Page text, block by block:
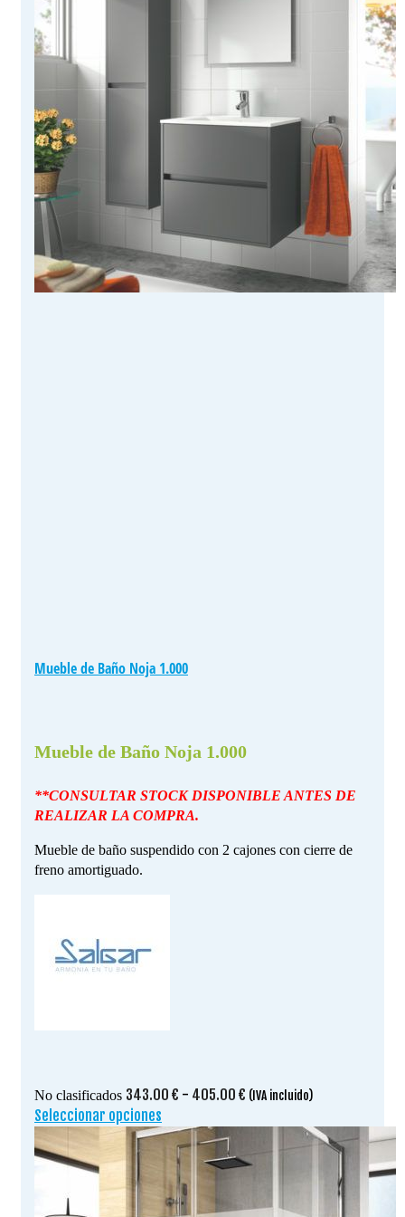
Mueble de Baño Noja 1.000
Mueble de Baño Noja 1.000
**CONSULTAR STOCK DISPONIBLE ANTES DE
REALIZAR LA COMPRA.
Mueble de baño suspendido con 2 cajones con cierre de
freno amortiguado.
No clasificados 343.00 € - 405.00 € Rango
desde
(IVA incluido)
Seleccionar opciones
producto
tiene
múltiples
variantes.
Las